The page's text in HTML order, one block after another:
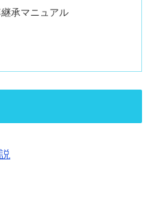
承マニュアル